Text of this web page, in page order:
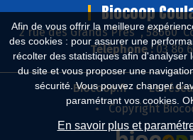
Afin de vous offrir la meilleure
des cookies : pour assurer une
récolter des statistiques afin d'analyser
du site et vous proposer une
sécurité. Vous pouvez changer
paramétrant vos cookies.
En savoir plus et
Biocoop
2 rue des Grands Près , 58660
Téléphone :03 86
Biocoop.fr
Le
Copyright